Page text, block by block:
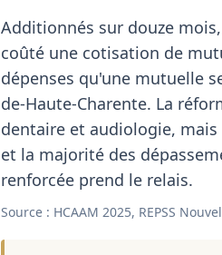
Additionnés sur douze
coûté une cotisation de
dépenses qu'une mutuelle
de-Haute-Charente. La
dentaire et audiologie,
et la majorité des
renforcée prend le relais.
Source : HCAAM 2025, REPSS